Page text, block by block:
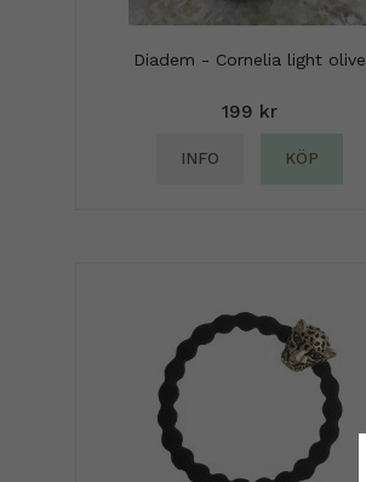
Diadem - Cornelia light olive
199 kr
INFO KÖP